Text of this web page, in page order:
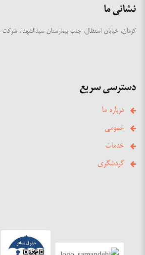
نشانی ما
کرمان، خیابان استقلال، جنب بیمارستان سیدالشهدا،
دسترسی سریع
درباره ما
عمومی
خدمات
گردشگری